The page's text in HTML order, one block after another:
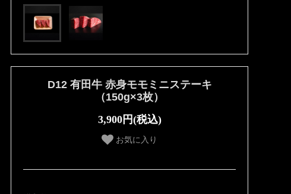
D12 有田牛 赤身モモミニステーキ
（150g×3枚）
3,900円(税込)
お気に入り